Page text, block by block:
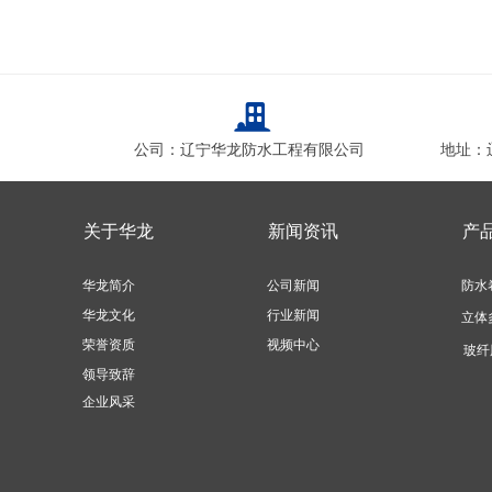
公司：辽宁华龙防水工程有限公司
끉
地址：
产
玻纤
立体
防水
企业风采
领导致辞
华龙简介
关于华龙
荣誉资质
华龙文化
视频中心
行业新闻
新闻资讯
公司新闻